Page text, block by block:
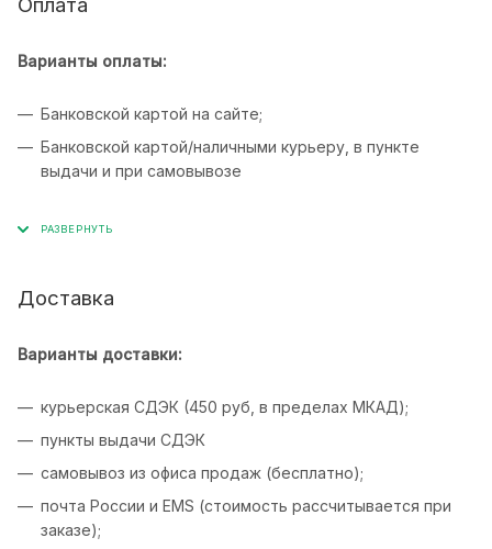
Оплата
Варианты оплаты:
Банковской картой на сайте;
Банковской картой/наличными курьеру, в пункте
выдачи и при самовывозе
Доставка
Варианты доставки:
курьерская СДЭК (450 руб, в пределах МКАД);
пункты выдачи СДЭК
самовывоз из офиса продаж (бесплатно);
почта России и EMS (стоимость рассчитывается при
заказе);